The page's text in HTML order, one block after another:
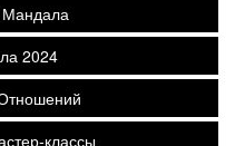
Мандала
2024
классы